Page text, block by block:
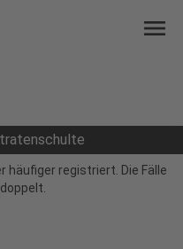
menu
häufiger registriert. Die Fälle